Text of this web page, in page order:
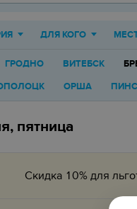
ДЛЯ КОГО
ГРОДНО ВИТЕБСК
ОРША
пятница
Скидка 10% для